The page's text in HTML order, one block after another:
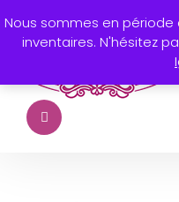
Nous sommes en
inventaires. N'hésitez